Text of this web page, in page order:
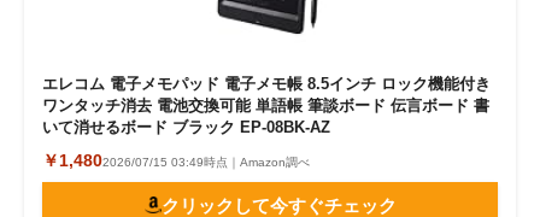
エレコム 電子メモパッド 電子メモ帳 8.5インチ ロック機能付き
ワンタッチ消去 電池交換可能 単語帳 筆談ボード 伝言ボード 書
いて消せるボード ブラック EP-08BK-AZ
￥1,4802026/07/15 03:49時点｜Amazon調べ
クリックして今すぐチェック